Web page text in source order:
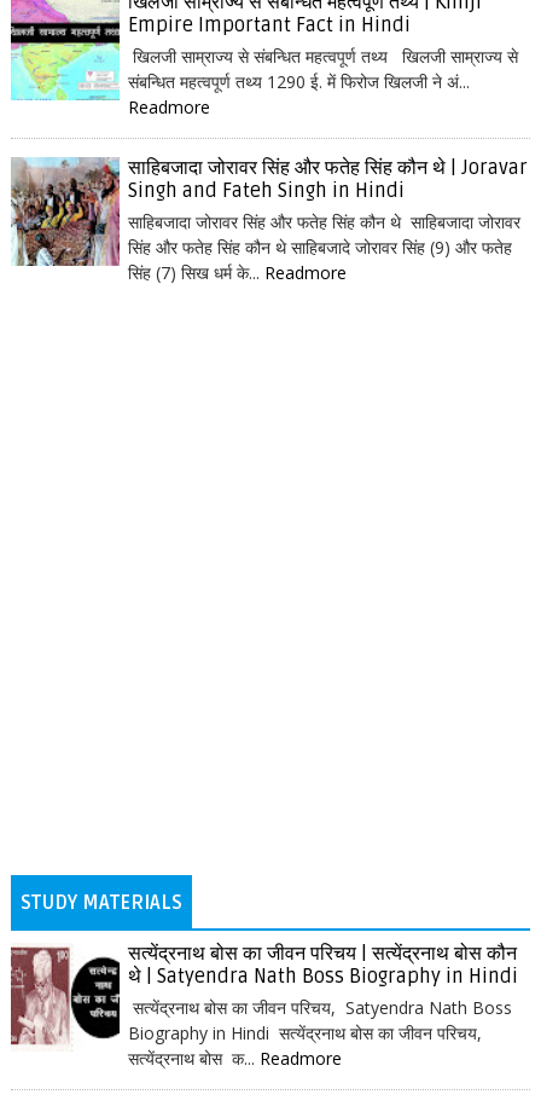
Empire Important Fact in Hindi
खिलजी साम्राज्य से संबन्धित महत्वपूर्ण तथ्य खिलजी साम्राज्य से
संबन्धित महत्वपूर्ण तथ्य 1290 ई. में फिरोज खिलजी ने अं...
Readmore
साहिबजादा जोरावर सिंह और फतेह सिंह कौन थे | Joravar
Singh and Fateh Singh in Hindi
साहिबजादा जोरावर सिंह और फतेह सिंह कौन थे साहिबजादा जोरावर
सिंह और फतेह सिंह कौन थे साहिबजादे जोरावर सिंह (9) और फतेह
सिंह (7) सिख धर्म के... Readmore
STUDY MATERIALS
सत्येंद्रनाथ बोस का जीवन परिचय | सत्येंद्रनाथ बोस कौन
थे | Satyendra Nath Boss Biography in Hindi
सत्येंद्रनाथ बोस का जीवन परिचय, Satyendra Nath Boss
Biography in Hindi सत्येंद्रनाथ बोस का जीवन परिचय,
सत्येंद्रनाथ बोस क... Readmore